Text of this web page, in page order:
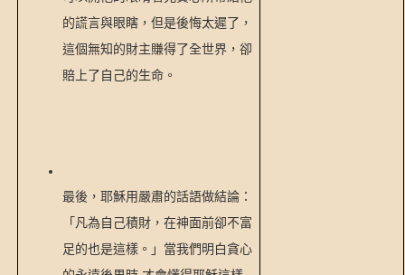
的謊言與眼瞎，但是後悔太遲了，
這個無知的財主賺得了全世界，卻
賠上了自己的生命。
最後，耶穌用嚴肅的話語做結論：
「凡為自己積財，在神面前卻不富
足的也是這樣。」當我們明白貪心